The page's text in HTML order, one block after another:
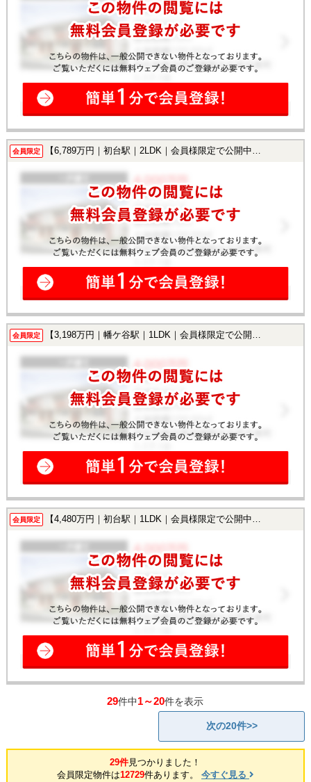
会員限定 【6,789万円｜初台駅｜2LDK｜会員様限定で公開中！】
会員限定 【3,198万円｜幡ケ谷駅｜1LDK｜会員様限定で公開中！】
会員限定 【4,480万円｜初台駅｜1LDK｜会員様限定で公開中！】
29件中1～20件を表示
次の20件>>
29件見つかりました！
会員限定物件は12729件あります。 今すぐ見る